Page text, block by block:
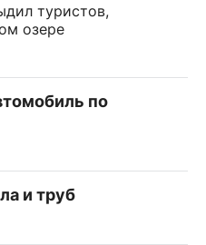
туристов,
озере
по
и труб